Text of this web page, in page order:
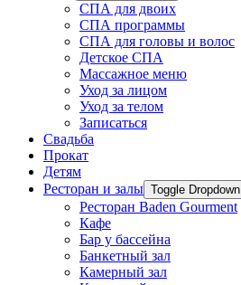
СПА для двоих
СПА программы
СПА для головы и волос
Детское СПА
Массажное меню
Уход за лицом
Уход за телом
Записаться
Свадьба
Прокат
Детям
Ресторан и залы Toggle Dropdown
Ресторан Baden Gourment
Кафе
Бар у бассейна
Банкетный зал
Камерный зал